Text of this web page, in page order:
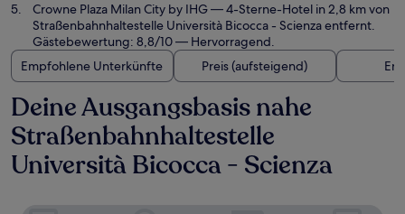
Crowne Plaza Milan City by IHG— 4-Sterne-Hotel in 2,8 km von
Straßenbahnhaltestelle Università Bicocca - Scienza entfernt.
Gästebewertung: 8,8/10 — Hervorragend.
Empfohlene Unterkünfte
Preis (aufsteigend)
Deine Ausgangsbasis nahe
Straßenbahnhaltestelle
Università Bicocca - Scienza